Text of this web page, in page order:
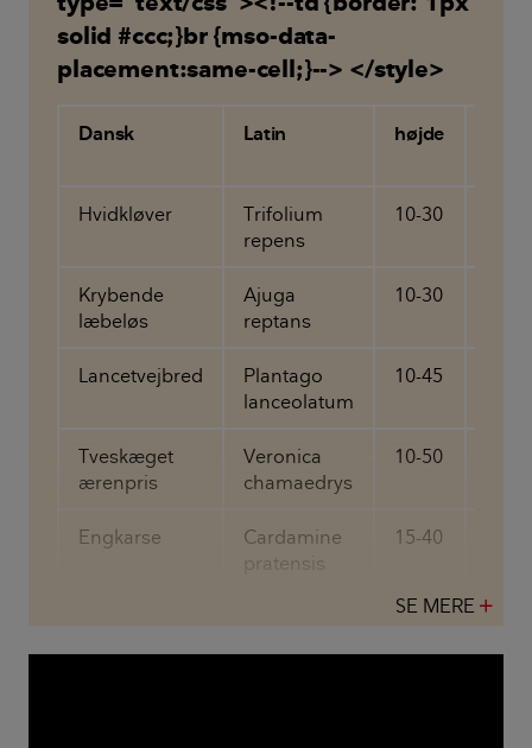
solid #ccc;}br {mso-data-
placement:same-cell;}--> </style>
Dansk Latin højde
Hvidkløver
Trifolium
repens
10-30
Krybende
læbeløs
Ajuga
reptans
10-30
Lancetvejbred
Plantago
lanceolatum
10-45
Tveskæget
ærenpris
Veronica
chamaedrys
10-50
Engkarse
Cardamine
pratensis
15-40
SE MERE